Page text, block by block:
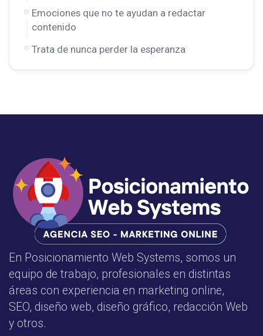
Emociones que no te ayudan a redactar
contenido
Trata de nunca perder la esperanza
En Posicionamiento Web Systems, somos un
equipo de trabajo, profesionales en distintas
áreas con experiencia en marketing online,
SEO, diseño web, diseño gráfico, redacción Web
y otros.